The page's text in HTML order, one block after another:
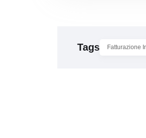
Tags Fatturazione